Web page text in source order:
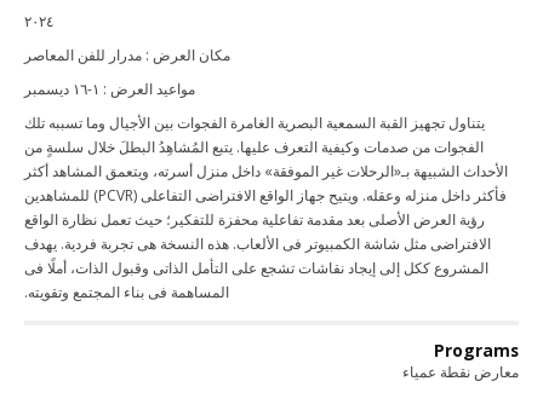
٢٠٢٤
مكان العرض : مدرار للفن المعاصر
مواعيد العرض : ١-١٦ ديسمبر
يتناول تجهيز القبة السمعية البصرية الغامرة الفجوات بين الأجيال وما تسببه تلك
الفجوات من صدمات وكيفية التعرف عليها. يتبع المُشاهِدُ البطلَ خلال سلسةٍ من
الأحداث الشبيهة بـ«الرحلات غير الموفقة» داخل منزل أسرته، ويتعمق المشاهد أكثر
فأكثر داخل منزله وعقله. ويتيح جهاز الواقع الافتراضى التفاعلى (PCVR) للمشاهدين
رؤية العرض الأصلى بعد مقدمة تفاعلية محفزة للتفكير؛ حيث تعمل نظارة الواقع
الافتراضى مثل شاشة الكمبيوتر فى الألعاب. هذه النسخة هى تجربة فردية. يهدف
المشروع ككل إلى إيجاد نقاشات تشجع على التأمل الذاتى وقبول الذات، أملًا فى
المساهمة فى بناء المجتمع وتقويته.
Programs
معارض نقطة عمياء